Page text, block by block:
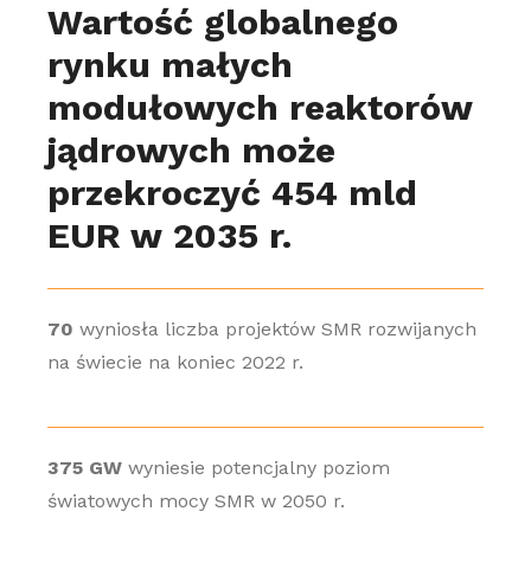
Wartość globalnego
rynku małych
modułowych reaktorów
jądrowych może
przekroczyć 454 mld
EUR w 2035 r.
70 wyniosła liczba projektów SMR rozwijanych
na świecie na koniec 2022 r.
375 GWwyniesie potencjalny poziom
światowych mocy SMR w 2050 r.